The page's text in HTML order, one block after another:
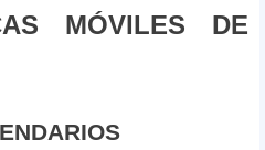
MÓVILES DE